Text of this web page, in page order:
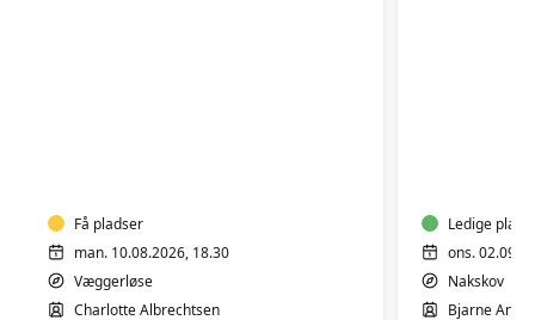
Få pladser
man. 10.08.2026, 18.30
Væggerløse
Charlotte Albrechtsen
Ledige
ons.
Nakskov
Bjarne